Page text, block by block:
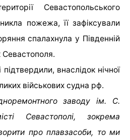
Севастопольського
пожежа, її зафіксували
спалахнула у Південній
Севастополя.
підтвердили, внаслідок нічної
військових судна рф.
заводу ім. С.
Севастополі, зокрема
про плавзасоби, то ми